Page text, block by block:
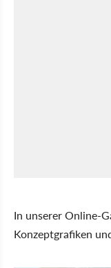
In unserer Online-
Konzeptgrafiken